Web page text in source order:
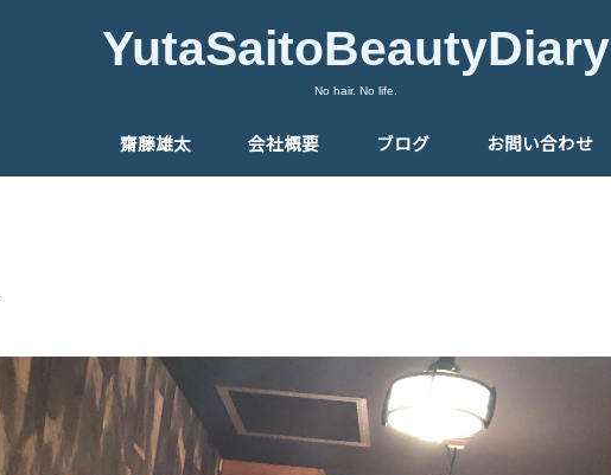
YutaSaitoBeautyDiary
No hair. No life.
齋藤雄太 会社概要 ブログ お問い合わせ